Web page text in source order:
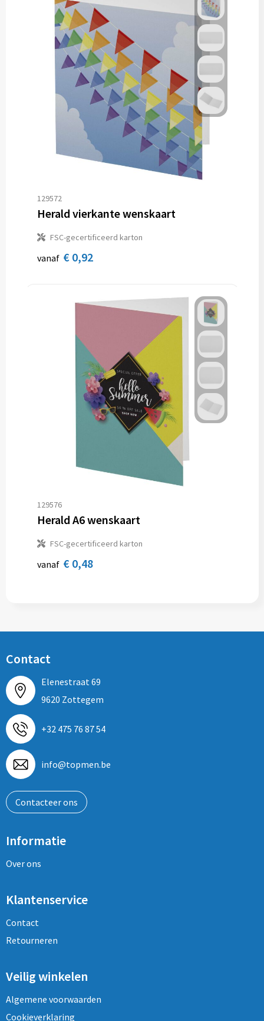
129572
Herald vierkante wenskaart
FSC-gecertificeerd karton
vanaf € 0,92
129576
Herald A6 wenskaart
FSC-gecertificeerd karton
vanaf € 0,48
Contact
Elenestraat 69
9620 Zottegem
+32 475 76 87 54
info@topmen.be
Contacteer ons
Informatie
Over ons
Klantenservice
Contact
Retourneren
Veilig winkelen
Algemene voorwaarden
Cookieverklaring